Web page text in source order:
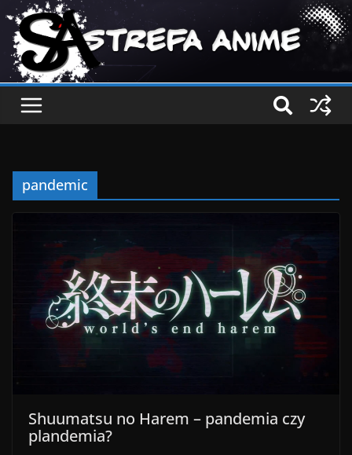
pandemic
Shuumatsu no Harem – pandemia czy
plandemia?